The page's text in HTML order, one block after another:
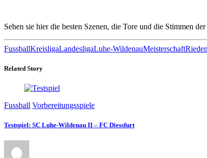
Sehen sie hier die besten Szenen, die Tore und die Stimmen
FussballKreisligaLandesligaLuhe-WildenauMeisterschaftRieden
Related Story
Fussball Vorbereitungsspiele
Testspiel: SC Luhe-Wildenau II – FC Diessfurt